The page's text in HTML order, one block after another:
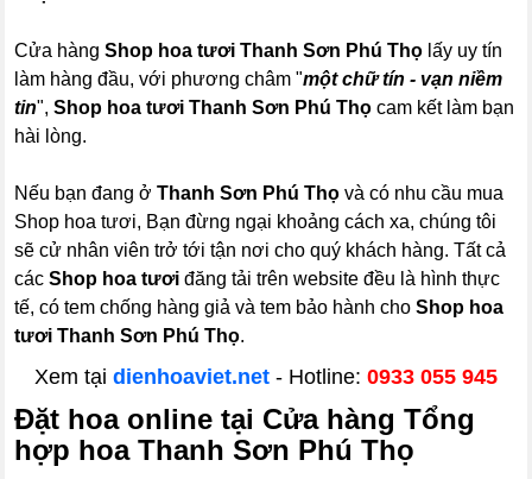
Cửa hàngShop hoa tươi Thanh Sơn Phú Thọ lấy uy tín
làm hàng đầu, với phương châm "một chữ tín - vạn niềm
tin",Shop hoa tươi Thanh Sơn Phú Thọ cam kết làm bạn
hài lòng.
Nếu bạn đang ởThanh Sơn Phú Thọ và có nhu cầu mua
Shop hoa tươi, Bạn đừng ngại khoảng cách xa, chúng tôi
sẽ cử nhân viên trở tới tận nơi cho quý khách hàng. Tất cả
cácShop hoa tươi đăng tải trên website đều là hình thực
tế, có tem chống hàng giả và tem bảo hành choShop hoa
tươi Thanh Sơn Phú Thọ.
Xem tại dienhoaviet.net - Hotline: 0933 055 945
Đặt hoa online tại Cửa hàng Tổng
hợp hoa Thanh Sơn Phú Thọ